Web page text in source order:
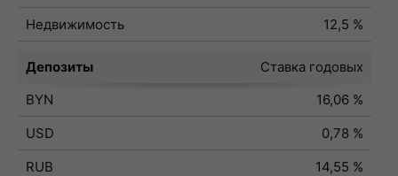
Недвижимость
12,5 %
Депозиты
Ставка годовых
BYN
16,06 %
USD
0,78 %
RUB
14,55 %